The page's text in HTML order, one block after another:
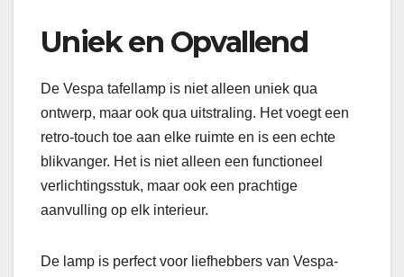
Uniek en Opvallend
De Vespa tafellamp is niet alleen uniek qua
ontwerp, maar ook qua uitstraling. Het voegt een
retro-touch toe aan elke ruimte en is een echte
blikvanger. Het is niet alleen een functioneel
verlichtingsstuk, maar ook een prachtige
aanvulling op elk interieur.
De lamp is perfect voor liefhebbers van Vespa-